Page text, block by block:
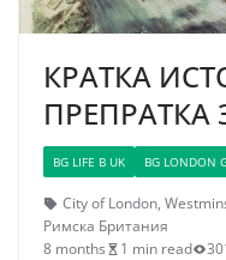
КРАТКА
BG LIFE В UK BG LONDON
City of London,
Римска Британия
8 months
1 min read